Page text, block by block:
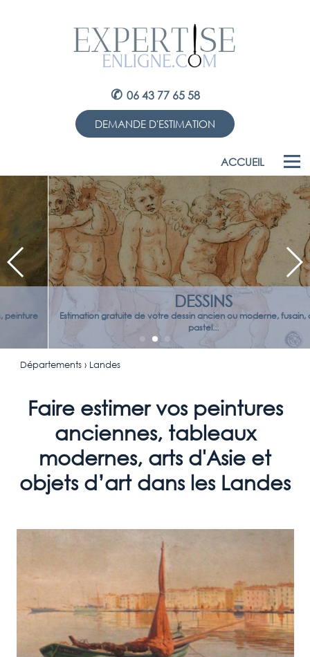
✆ 06 43 77 65 58
DEMANDE D'ESTIMATION
ACCUEIL
DESSINS
Estimation gratuite de votre dessin ancien ou moderne, fusain, aquarelle,
pastel...
Départements› Landes
Faire estimer vos peintures
anciennes, tableaux
modernes, arts d'Asie et
objets d’art dans les Landes